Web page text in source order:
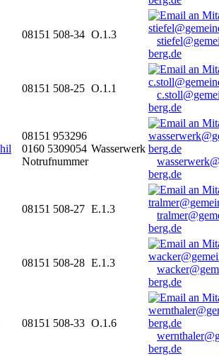
08151 508-34 O.1.3
berg.de
08151 508-25 O.1.1
berg.de
08151 953296
0160 5309054
Notrufnummer
Wasserwerk
berg.de
08151 508-27 E.1.3
berg.de
08151 508-28 E.1.3
berg.de
08151 508-33 O.1.6
berg.de